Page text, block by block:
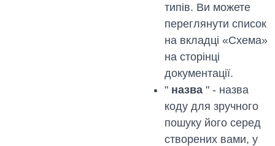
типів. Ви можете
переглянути список
на вкладці «Схема»
на сторінці
документації.
" назва " - назва
коду для зручного
пошуку його серед
створених вами, у